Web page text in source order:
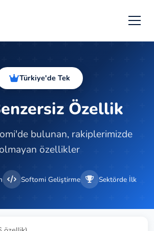
Türkiye'de Tek
Özellik
bulunan, rakiplerimizde
olmayan özellikler
Softomi Geliştirme Sektörde İlk